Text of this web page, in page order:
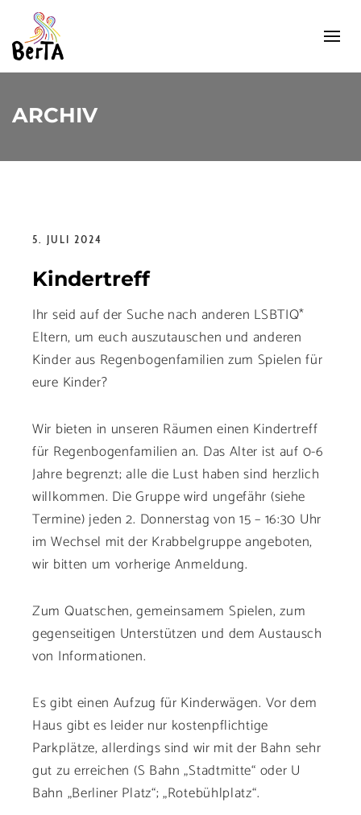
ARCHIV
5. JULI 2024
Kindertreff
Ihr seid auf der Suche nach anderen LSBTIQ*
Eltern, um euch auszutauschen und anderen
Kinder aus Regenbogenfamilien zum Spielen für
eure Kinder?
Wir bieten in unseren Räumen einen Kindertreff
für Regenbogenfamilien an. Das Alter ist auf 0-6
Jahre begrenzt; alle die Lust haben sind herzlich
willkommen. Die Gruppe wird ungefähr (siehe
Termine) jeden 2. Donnerstag von 15 – 16:30 Uhr
im Wechsel mit der Krabbelgruppe angeboten,
wir bitten um vorherige Anmeldung.
Zum Quatschen, gemeinsamem Spielen, zum
gegenseitigen Unterstützen und dem Austausch
von Informationen.
Es gibt einen Aufzug für Kinderwägen. Vor dem
Haus gibt es leider nur kostenpflichtige
Parkplätze, allerdings sind wir mit der Bahn sehr
gut zu erreichen (S Bahn „Stadtmitte“ oder U
Bahn „Berliner Platz“; „Rotebühlplatz“.